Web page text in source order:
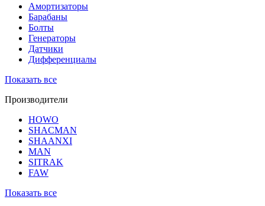
Амортизаторы
Барабаны
Болты
Генераторы
Датчики
Дифференциалы
Показать все
Производители
HOWO
SHACMAN
SHAANXI
MAN
SITRAK
FAW
Показать все